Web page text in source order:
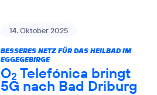
14. Oktober 2025
BESSERES NETZ FÜR DAS HEILBAD IM
EGGEGEBIRGE
O2 Telefónica bringt
5G nach Bad Driburg